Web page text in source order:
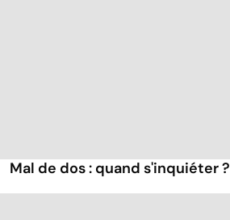
Mal de dos : quand s'inquiéter ?